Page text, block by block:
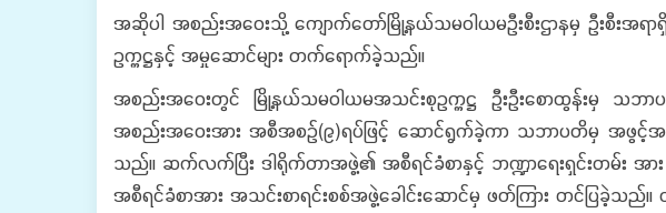
အဆိုပါ အစည်းအဝေးသို့ ကျောက်တော်မြို့နယ်သမဝါယမဦးစီးဌာနမှ ဦးစီးအရာရှိ
ဥက္ကဋ္ဌနှင့် အမှု‌ဆောင်များ တက်ရောက်ခဲ့သည်။
အစည်းအဝေးတွင် မြို့နယ်သမဝါယမအသင်းစုဥက္ကဋ္ဌ ဦးဦးစောထွန်းမှ သဘာ
အစည်းအဝေးအား အစီအစဉ်(၉)ရပ်ဖြင့်‌ ဆောင်ရွက်ခဲ့ကာ သဘာပတိမှ အဖွင့်အမှာ စ
သည်။ ဆက်လက်ပြီး ဒါရိုက်တာအဖွဲ့၏ အစီရင်ခံစာနှင့် ဘဏ္ဍာရေးရှင်းတမ်း အာ
အစီရင်ခံစာအား အသင်းစာရင်းစစ်အဖွဲ့ခေါင်းဆောင်မှ ဖတ်ကြား တင်ပြခဲ့သ